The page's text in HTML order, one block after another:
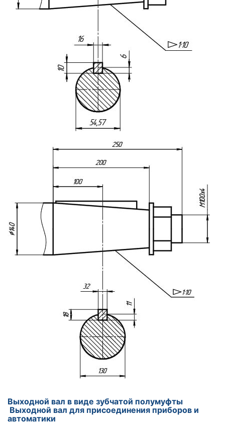
Выходной вал в виде зубчатой полумуфты
Выходной вал для присоединения приборов и
автоматики